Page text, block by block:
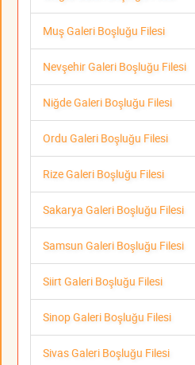
Muş Galeri Boşluğu Filesi
Nevşehir Galeri Boşluğu Filesi
Niğde Galeri Boşluğu Filesi
Ordu Galeri Boşluğu Filesi
Rize Galeri Boşluğu Filesi
Sakarya Galeri Boşluğu Filesi
Samsun Galeri Boşluğu Filesi
Siirt Galeri Boşluğu Filesi
Sinop Galeri Boşluğu Filesi
Sivas Galeri Boşluğu Filesi